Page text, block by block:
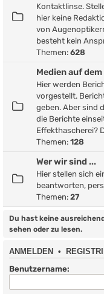
Kontaktlinse.
hier keine
von
besteht kein
Themen: 628
Medien auf
Hier werden
vorgestellt.
geben. Aber sind
die Berichte
Effekthascherei?
Themen: 128
Wer wir sind ...
Hier stellen sich
beantworten,
Themen: 27
Du hast keine
sehen oder zu lesen.
ANMELDEN •
Benutzername: